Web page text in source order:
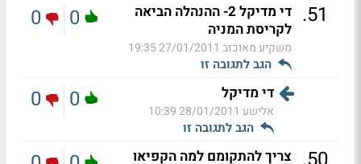
51
.
די מדיקל 2- ההנהלה הביאה
לקריסת המניה
משקיע מאוכזב 27/01/2011 19:35
הגב לתגובה זו
0
0
די מדיקל
אלישע 28/01/2011 10:39
הגב לתגובה זו
0
0
צריך להתקומם למה הקפיאו